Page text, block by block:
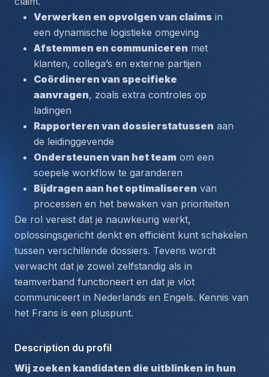
Verwerken en opvolgen van claims in
een dynamische logistieke omgeving
Afstemmen en communiceren met
klanten, collega’s en externe partijen
Coördineren van specifieke
aanvragen, zoals extra controles op
ladingen
Rapporteren van dossierstatussen aan
de leidinggevende
Ondersteunen van het team om een
soepele workflow te garanderen
Bijdragen aan het optimaliseren van
processen en het bewaken van prioriteiten
De rol vereist dat je nauwkeurig werkt,
oplossingsgericht denkt en efficiënt kunt schakelen
tussen verschillende dossiers. Tevens wordt
verwacht dat je zowel zelfstandig als in
teamverband functioneert en dat je vlot
communiceert in Nederlands en Engels. Kennis van
het Frans is een pluspunt.
Description du profil
Wij zoeken kandidaten die uitblinken in hun